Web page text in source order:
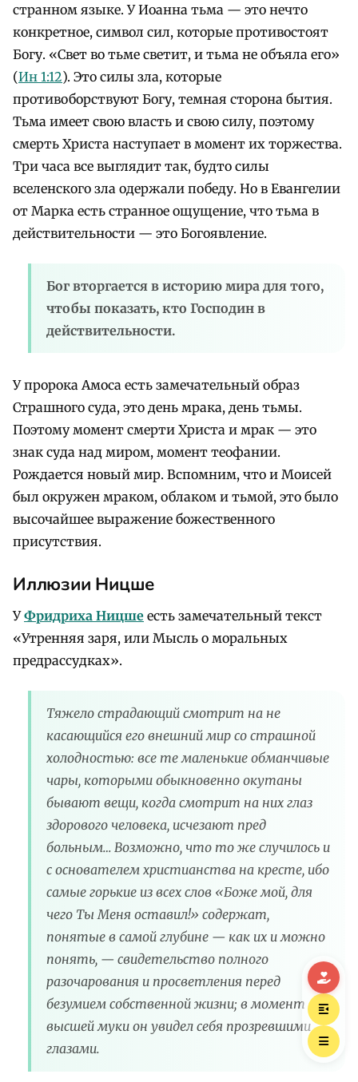
странном языке. У Иоанна тьма — это нечто
конкретное, символ сил, которые противостоят
Богу. «Свет во тьме светит, и тьма не объяла его»
(Ин 1:12). Это силы зла, которые
противоборствуют Богу, темная сторона бытия.
Тьма имеет свою власть и свою силу, поэтому
смерть Христа наступает в момент их торжества.
Три часа все выглядит так, будто силы
вселенского зла одержали победу. Но в Евангелии
от Марка есть странное ощущение, что тьма в
действительности — это Богоявление.
Бог вторгается в историю мира для того,
чтобы показать, кто Господин в
действительности.
У пророка Амоса есть замечательный образ
Страшного суда, это день мрака, день тьмы.
Поэтому момент смерти Христа и мрак — это
знак суда над миром, момент теофании.
Рождается новый мир. Вспомним, что и Моисей
был окружен мраком, облаком и тьмой, это было
высочайшее выражение божественного
присутствия.
Иллюзии Ницше
УФридриха Ницше есть замечательный текст
«Утренняя заря, или Мысль о моральных
предрассудках».
Тяжело страдающий смотрит на не
касающийся его внешний мир со страшной
холодностью: все те маленькие обманчивые
чары, которыми обыкновенно окутаны
бывают вещи, когда смотрит на них глаз
здорового человека, исчезают пред
больным… Возможно, что то же случилось и
с основателем христианства на кресте, ибо
самые горькие из всех слов «Боже мой, для
чего Ты Меня оставил!» содержат,
понятые в самой глубине — как их и можно
понять, — свидетельство полного
разочарования и просветления перед
безумием собственной жизни; в момент
высшей муки он увидел себя прозревшими
глазами.